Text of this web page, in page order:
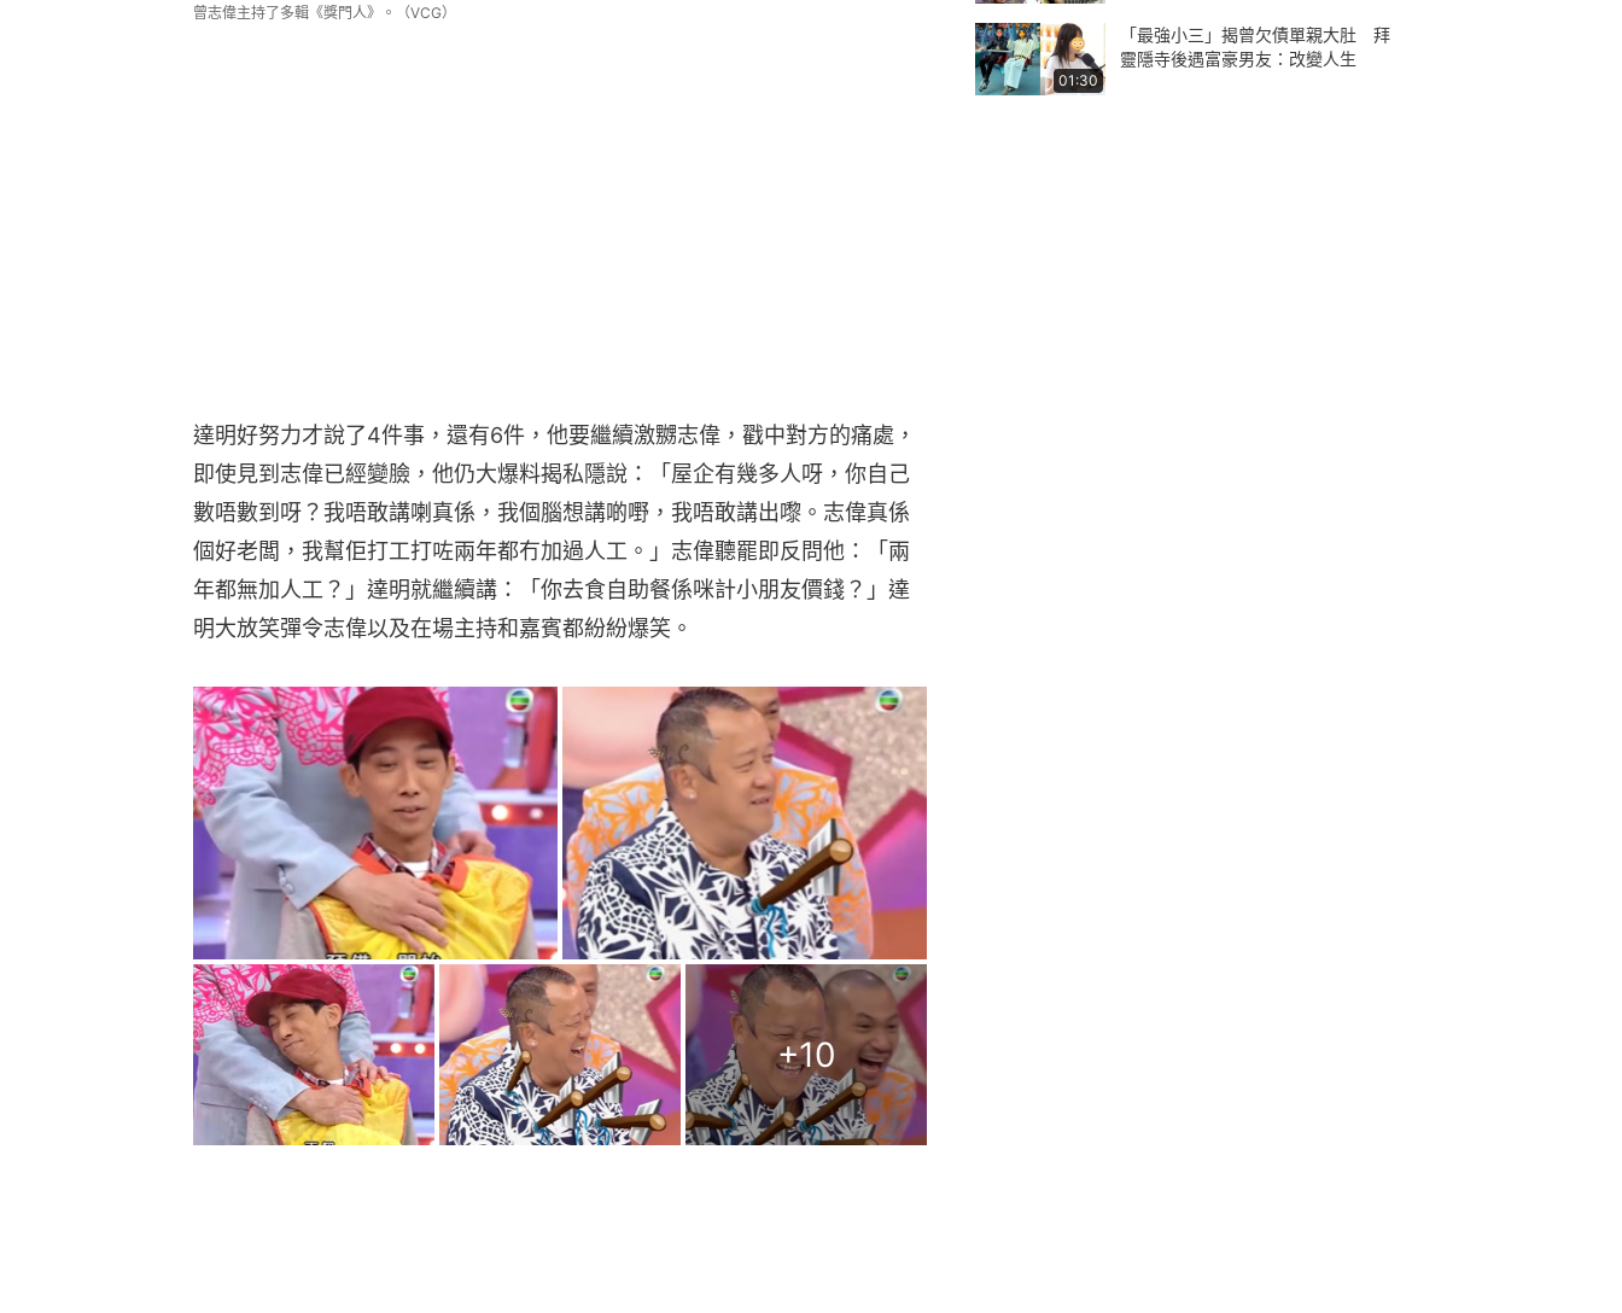
曾志偉主持了多輯《獎門人》。（VCG）
達明好努力才說了4件事，還有6件，他要繼續激嬲志偉，戳中對方的痛處，
即使見到志偉已經變臉，他仍大爆料揭私隱說：「屋企有幾多人呀，你自己
數唔數到呀？我唔敢講喇真係，我個腦想講啲嘢，我唔敢講出嚟。志偉真係
個好老闆，我幫佢打工打咗兩年都冇加過人工。」志偉聽罷即反問他：「兩
年都無加人工？」達明就繼續講：「你去食自助餐係咪計小朋友價錢？」達
明大放笑彈令志偉以及在場主持和嘉賓都紛紛爆笑。
+10
01:30
「最強小三」揭曾欠債單親大肚 拜
靈隱寺後遇富豪男友：改變人生